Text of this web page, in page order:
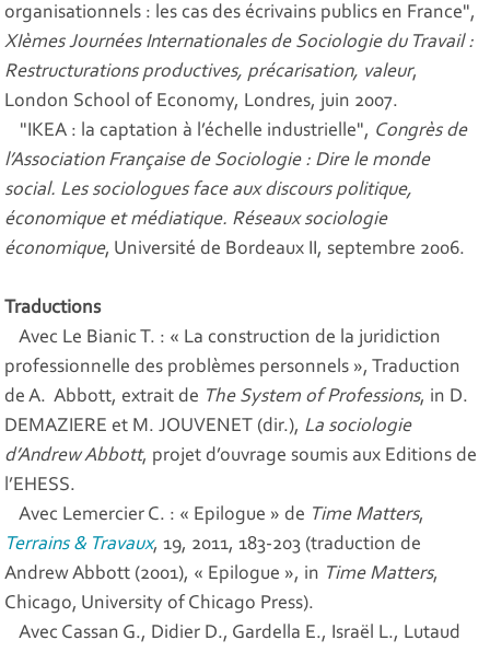
organisationnels : les cas des écrivains publics en France",
XIèmes Journées Internationales de Sociologie du Travail :
Restructurations productives, précarisation, valeur,
London School of Economy, Londres, juin 2007.
"IKEA : la captation à l’échelle industrielle", Congrès de
l’Association Française de Sociologie : Dire le monde
social. Les sociologues face aux discours politique,
économique et médiatique. Réseaux sociologie
économique, Université de Bordeaux II, septembre 2006.
Traductions
Avec Le Bianic T. : « La construction de la juridiction
professionnelle des problèmes personnels », Traduction
de A. Abbott, extrait de The System of Professions, in D.
DEMAZIERE et M. JOUVENET (dir.), La sociologie
d’Andrew Abbott, projet d’ouvrage soumis aux Editions de
l’EHESS.
Avec Lemercier C. : « Epilogue » de Time Matters,
Terrains & Travaux, 19, 2011, 183-203 (traduction de
Andrew Abbott (2001), « Epilogue », in Time Matters,
Chicago, University of Chicago Press).
Avec Cassan G., Didier D., Gardella E., Israël L., Lutaud